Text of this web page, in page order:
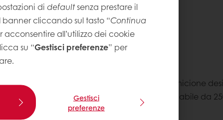
Suggerimenti
In base alla dimensione del cornicione
l'impasto in palline del peso variabile da
di defaultsenza prestare il
cliccando sul tasto “Continua
acconsentire all’utilizzo dei cookie
su “Gestisci preferenze” per
Gestisci
preferenze